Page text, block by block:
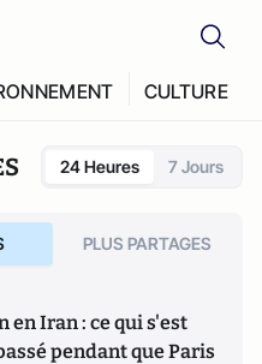
CULTURE
24 Heures 7 Jours
PLUS PARTAGES
en Iran : ce qui s'est
pendant que Paris